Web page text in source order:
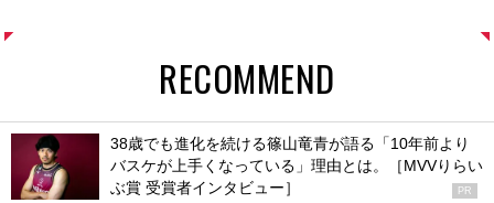
RECOMMEND
38歳でも進化を続ける篠山竜青が語る「10年前より
バスケが上手くなっている」理由とは。［MVVりらい
ぶ賞 受賞者インタビュー］
PR